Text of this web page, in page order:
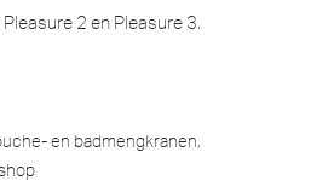
2 en Pleasure 3.
en badmengkranen,